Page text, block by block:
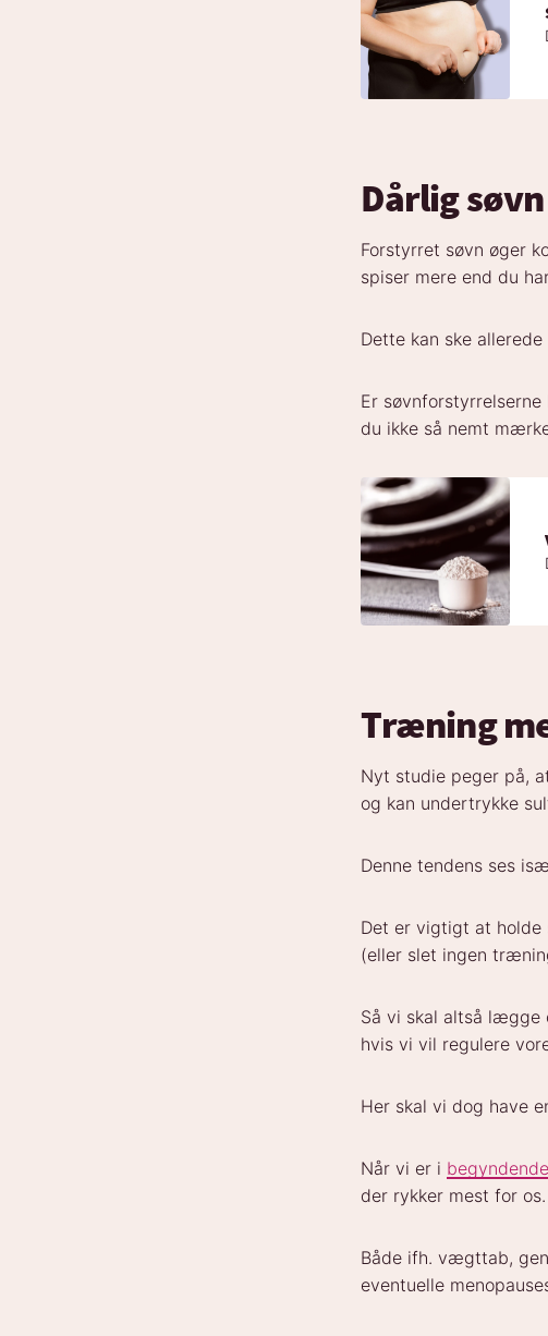
Dårlig
Forstyrret søvn øger
spiser mere end du
Dette kan ske
Er
du ikke så nemt
Træning
Nyt studie peger på,
og kan undertrykke
Denne tendens ses
Det er vigtigt at
(eller slet ingen
Så vi skal altså lægge
hvis vi vil regulere
Her skal vi dog have
Når vi er i
der rykker mest for os.
Både ifh. vægttab,
eventuelle